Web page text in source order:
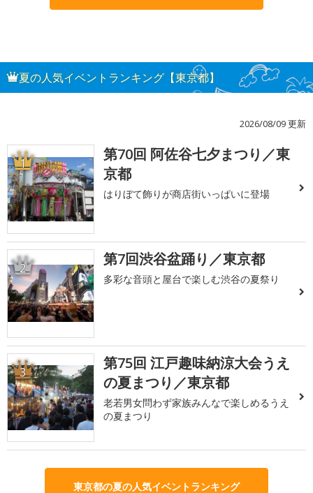
夏の人気イベントランキング【東京都】
2026/08/09 更新
1
第70回 阿佐谷七夕まつり／東
京都
はりぼて飾りが商店街いっぱいに登場
2 第7回渋谷盆踊り／東京都
多彩な音頭と屋台で楽しむ渋谷の夏祭り
3
第75回 江戸趣味納涼大会うえ
の夏まつり／東京都
老若男女問わず家族みんなで楽しめるうえ
の夏まつり
東京都の夏の人気イベントランキング